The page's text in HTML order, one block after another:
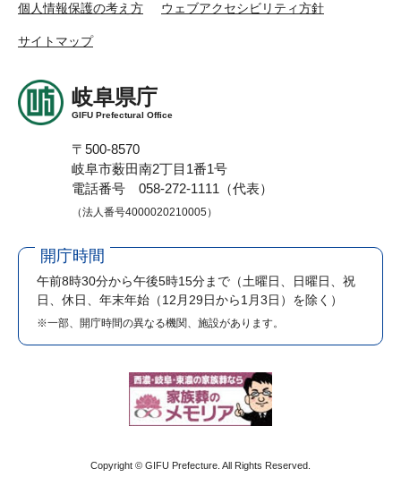
個人情報保護の考え方 ウェブアクセシビリティ方針
サイトマップ
岐阜県庁
GIFU Prefectural Office
〒500-8570
岐阜市薮田南2丁目1番1号
電話番号 058-272-1111（代表）
（法人番号4000020210005）
開庁時間
午前8時30分から午後5時15分まで （土曜日、日曜日、祝
日、休日、年末年始（12月29日から1月3日）を除く）
※一部、開庁時間の異なる機関、施設があります。
Copyright © GIFU Prefecture. All Rights Reserved.